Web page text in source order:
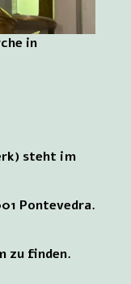
in
steht im
Pontevedra.
zu finden.